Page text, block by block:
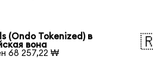
(Ondo Tokenized) в
вона
68 257,22 ₩